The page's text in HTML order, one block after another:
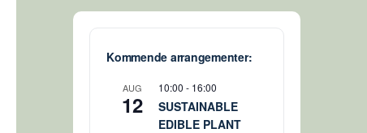
Kommende arrangementer:
AUG
12
10:00 - 16:00
SUSTAINABLE
EDIBLE PLANT